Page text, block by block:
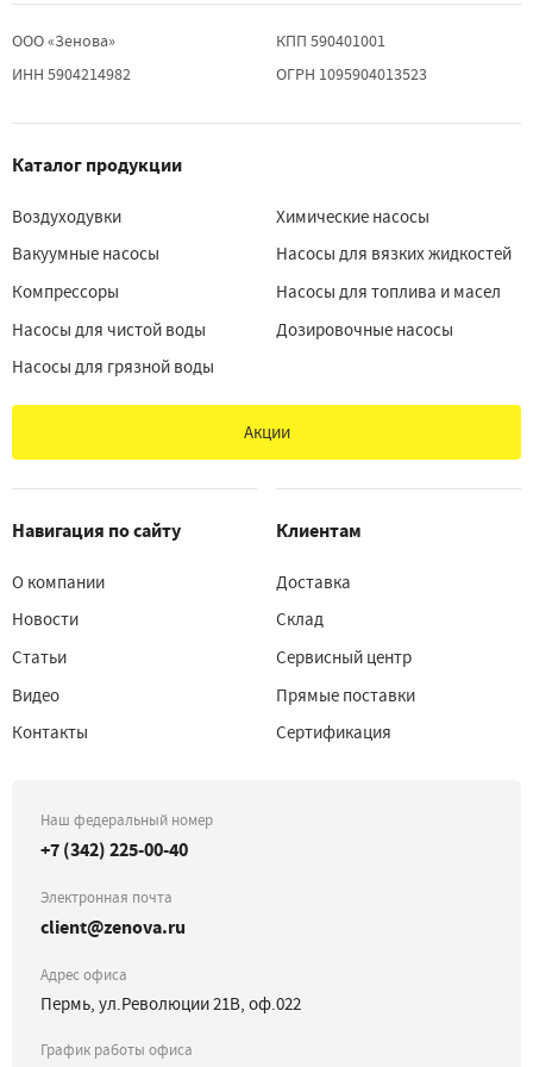
ООО «Зенова»
ИНН 5904214982
КПП 590401001
ОГРН 1095904013523
Каталог продукции
Воздуходувки
Вакуумные насосы
Компрессоры
Насосы для чистой воды
Насосы для грязной воды
Химические насосы
Насосы для вязких жидкостей
Насосы для топлива и масел
Дозировочные насосы
Акции
Навигация по сайту
О компании
Новости
Статьи
Видео
Контакты
Клиентам
Доставка
Склад
Сервисный центр
Прямые поставки
Сертификация
Наш федеральный номер
+7 (342) 225-00-40
Электронная почта
client@zenova.ru
Адрес офиса
Пермь, ул.Революции 21В, оф.022
График работы офиса